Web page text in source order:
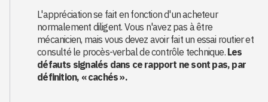
L'appréciation se fait en fonction d'un acheteur
normalement diligent. Vous n'avez pas à être
mécanicien, mais vous devez avoir fait un essai routier et
consulté le procès-verbal de contrôle technique. Les
défauts signalés dans ce rapport ne sont pas, par
définition, « cachés ».